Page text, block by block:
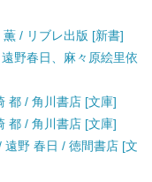
/ リブレ出版 [新書]
野春日、麻々原絵里依
都 / 角川書店 [文庫]
都 / 角川書店 [文庫]
野 春日 / 徳間書店 [文